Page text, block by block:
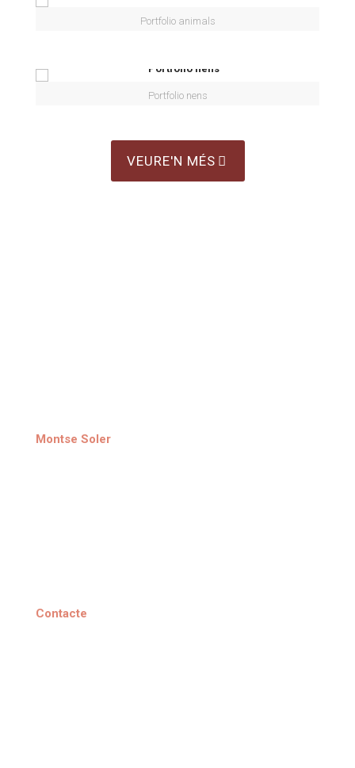
Portfolio animals
Portfolio nens
VEURE'N MÉS
Montse Soler
Contacte